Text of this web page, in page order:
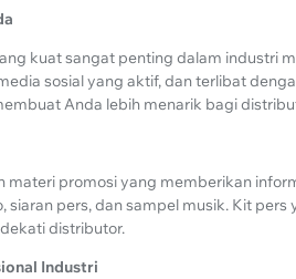
kuat sangat penting dalam industri
sosial yang aktif, dan terlibat
Anda lebih menarik bagi
materi promosi yang memberikan
siaran pers, dan sampel musik. Kit
distributor.
Industri